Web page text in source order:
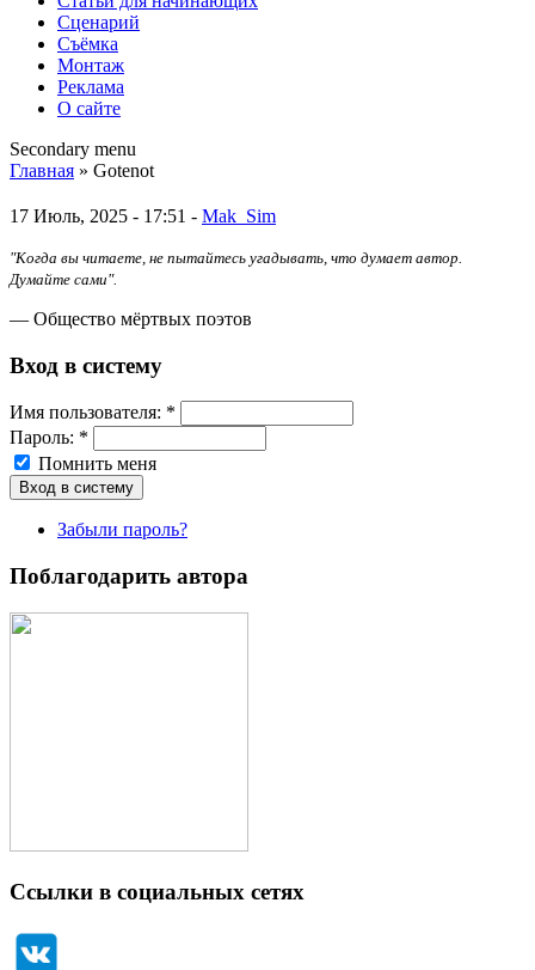
Сценарий
Съёмка
Монтаж
Реклама
О сайте
Secondary menu
Главная » Gotenot
17 Июль, 2025 - 17:51 - Mak_Sim
"Когда вы читаете, не пытайтесь угадывать, что думает автор.
Думайте сами".
— Общество мёртвых поэтов
Вход в систему
Имя пoльзовaтeля: *
Пароль: *
Помнить меня
Забыли пароль?
Поблагодарить автора
Ссылки в социальных сетях